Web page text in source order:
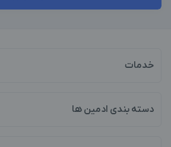
خدمات
دسته بندی ادمین ها